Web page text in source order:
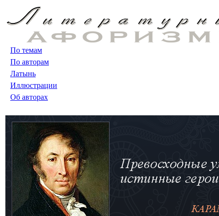
По темам
По авторам
Латынь
Иллюстрации
Об авторах